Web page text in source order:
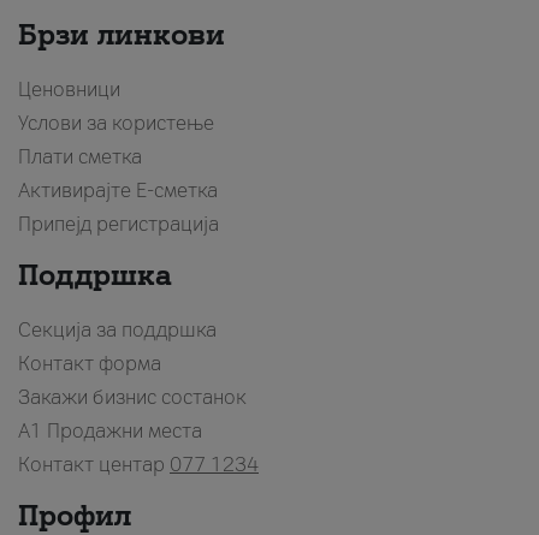
Брзи линкови
Ценовници
Услови за користење
Плати сметка
Активирајте Е-сметка
Припејд регистрација
Поддршка
Секција за поддршка
Контакт форма
Закажи бизнис состанок
A1 Продажни места
Контакт центар 077 1234
Профил